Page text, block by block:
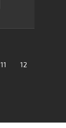
11 12